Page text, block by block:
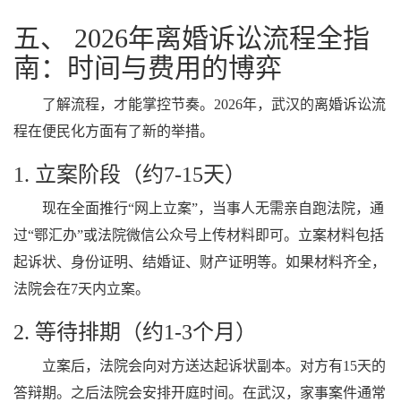
五、 2026年离婚诉讼流程全指
南：时间与费用的博弈
了解流程，才能掌控节奏。2026年，武汉的离婚诉讼流
程在便民化方面有了新的举措。
1. 立案阶段（约7-15天）
现在全面推行“网上立案”，当事人无需亲自跑法院，通
过“鄂汇办”或法院微信公众号上传材料即可。立案材料包括
起诉状、身份证明、结婚证、财产证明等。如果材料齐全，
法院会在7天内立案。
2. 等待排期（约1-3个月）
立案后，法院会向对方送达起诉状副本。对方有15天的
答辩期。之后法院会安排开庭时间。在武汉，家事案件通常